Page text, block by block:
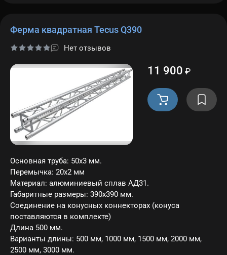
Ферма квадратная Tecus Q390
Нет отзывов
11 900 ₽
Основная труба: 50х3 мм.
Перемычка: 20х2 мм
Материал: алюминиевый сплав АД31.
Габаритные размеры: 390х390 мм.
Соединение на конусных коннекторах (конуса
поставляются в комплекте)
Длина 500 мм.
Варианты длины: 500 мм, 1000 мм, 1500 мм, 2000 мм,
2500 мм, 3000 мм.